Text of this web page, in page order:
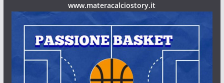
www.materacalciostory.it